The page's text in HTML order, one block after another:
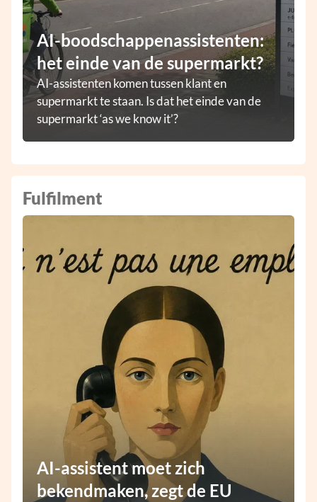
AI-boodschappenassistenten:
het einde van de supermarkt?
AI-assistenten komen tussen klant en
supermarkt te staan. Is dat het einde van de
supermarkt ‘as we know it’?
Fulfilment
AI-assistent moet zich
bekendmaken, zegt de EU